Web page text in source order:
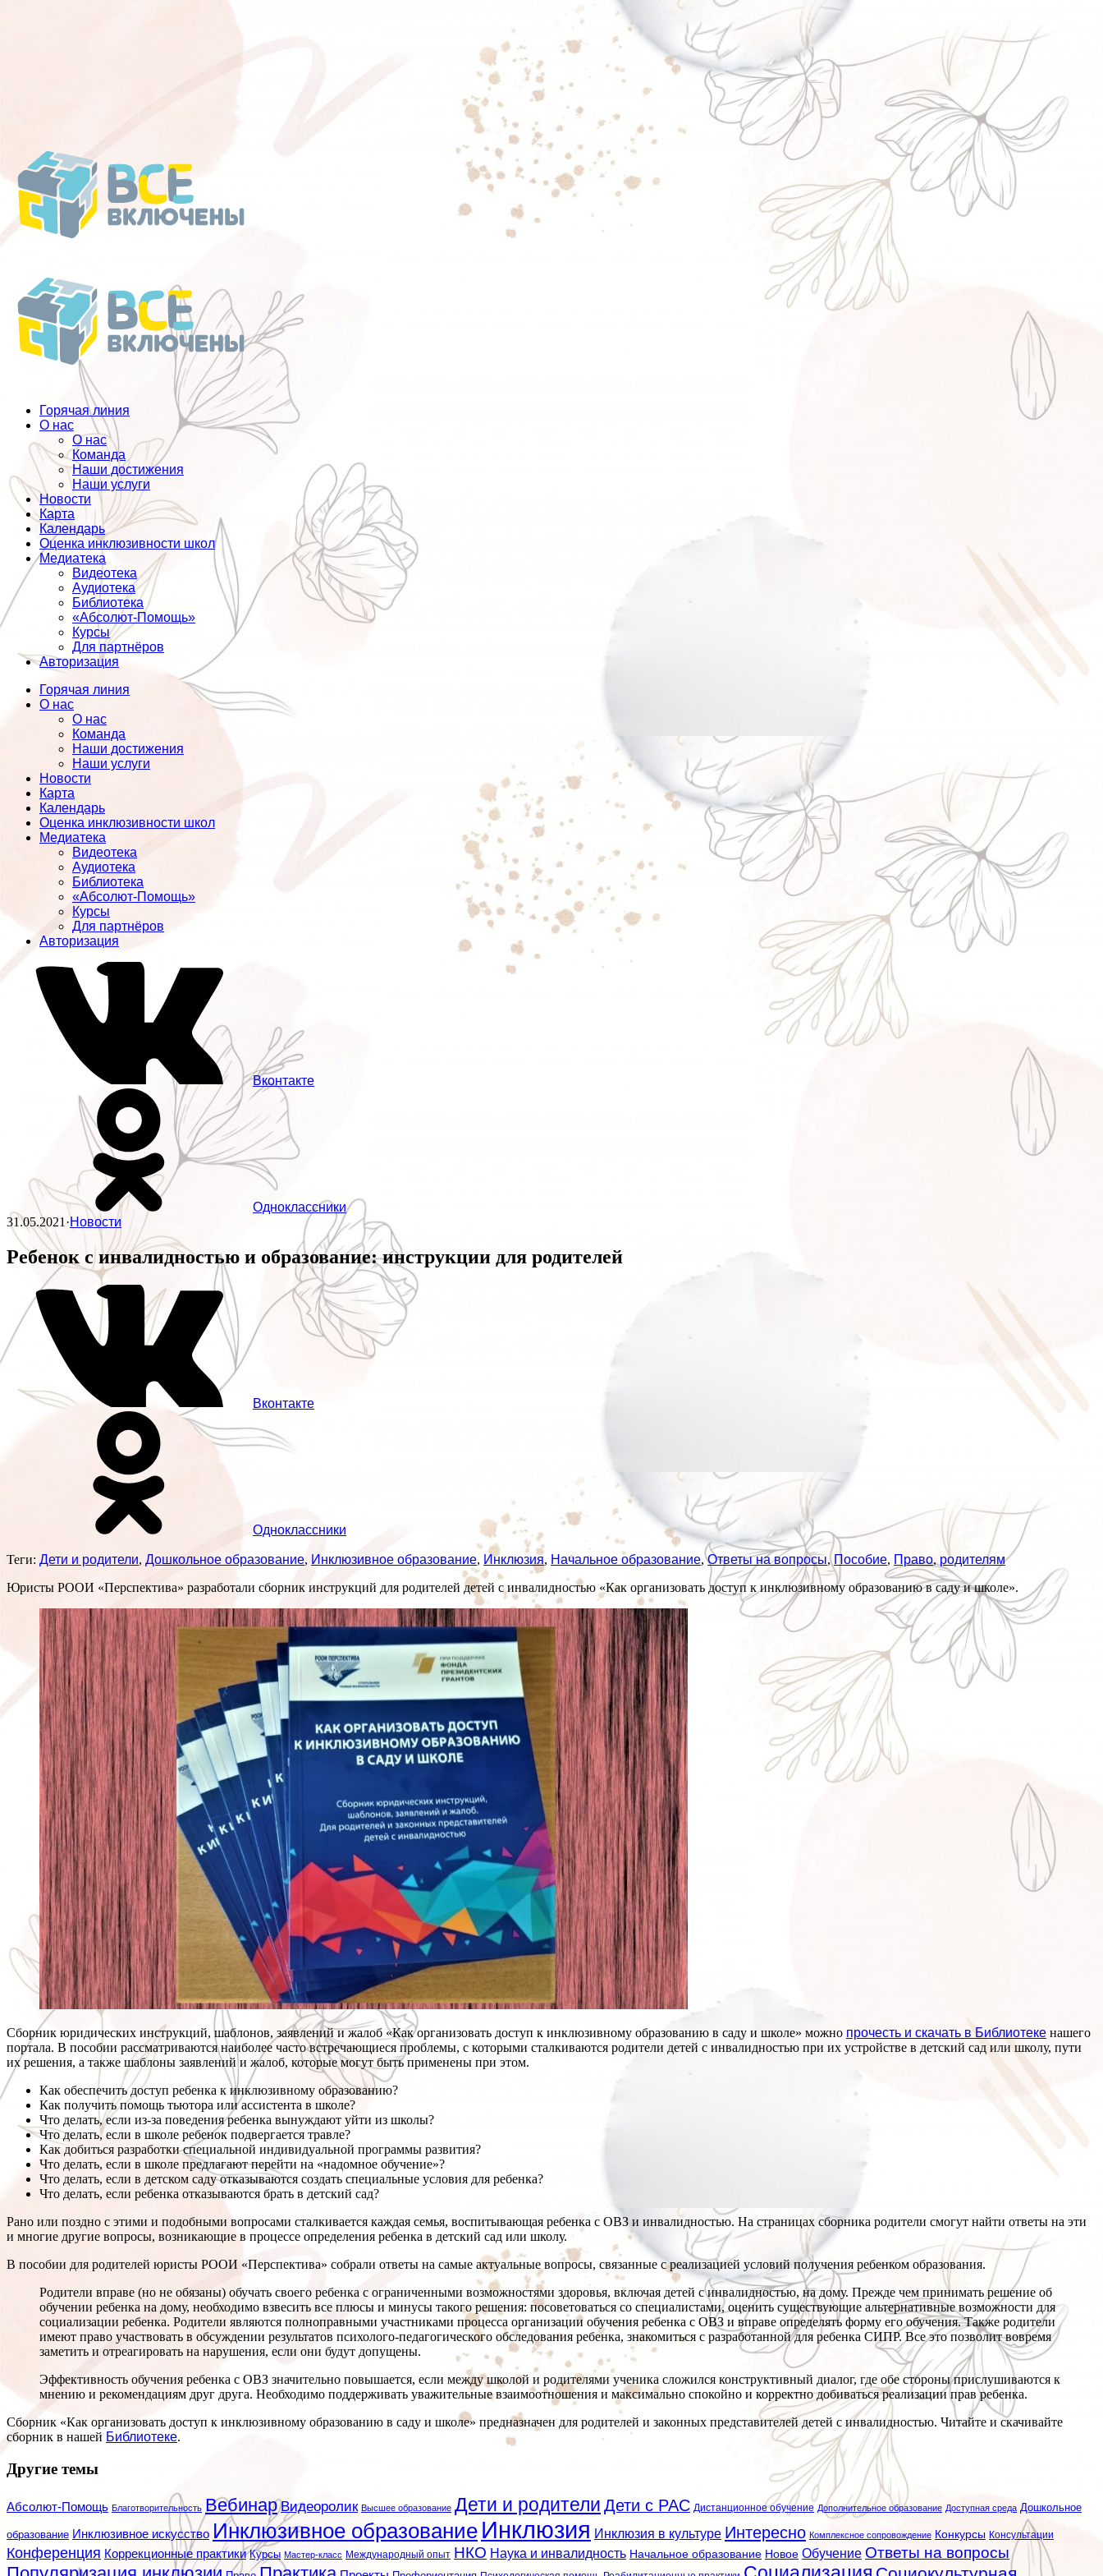
Горячая линия
О нас
О нас
Команда
Наши достижения
Наши услуги
Новости
Карта
Календарь
Оценка инклюзивности школ
Медиатека
Видеотека
Аудиотека
Библиотека
«Абсолют-Помощь»
Курсы
Для партнёров
Авторизация
Горячая линия
О нас
О нас
Команда
Наши достижения
Наши услуги
Новости
Карта
Календарь
Оценка инклюзивности школ
Медиатека
Видеотека
Аудиотека
Библиотека
«Абсолют-Помощь»
Курсы
Для партнёров
Авторизация
Вконтакте
Одноклассники
31.05.2021·Новости
Ребенок с инвалидностью и образование: инструкции для родителей
Вконтакте
Одноклассники
Теги: Дети и родители, Дошкольное образование, Инклюзивное образование, Инклюзия, Начальное образование,Ответы на вопросы, Пособие, Право, родителям
Юристы РООИ «Перспектива» разработали сборник инструкций для родителей детей с инвалидностью «Как организовать доступ к инклюзивному образованию в саду и школе».
Сборник юридических инструкций, шаблонов, заявлений и жалоб «Как организовать доступ к инклюзивному образованию в саду и школе» можно прочесть и скачать в Библиотеке нашего
портала. В пособии рассматриваются наиболее часто встречающиеся проблемы, с которыми сталкиваются родители детей с инвалидностью при их устройстве в детский сад или школу, пути
их решения, а также шаблоны заявлений и жалоб, которые могут быть применены при этом.
Как обеспечить доступ ребенка к инклюзивному образованию?
Как получить помощь тьютора или ассистента в школе?
Что делать, если из-за поведения ребенка вынуждают уйти из школы?
Что делать, если в школе ребенок подвергается травле?
Как добиться разработки специальной индивидуальной программы развития?
Что делать, если в школе предлагают перейти на «надомное обучение»?
Что делать, если в детском саду отказываются создать специальные условия для ребенка?
Что делать, если ребенка отказываются брать в детский сад?
Рано или поздно с этими и подобными вопросами сталкивается каждая семья, воспитывающая ребенка с ОВЗ и инвалидностью. На страницах сборника родители смогут найти ответы на эти
и многие другие вопросы, возникающие в процессе определения ребенка в детский сад или школу.
В пособии для родителей юристы РООИ «Перспектива» собрали ответы на самые актуальные вопросы, связанные с реализацией условий получения ребенком образования.
Родители вправе (но не обязаны) обучать своего ребенка с ограниченными возможностями здоровья, включая детей с инвалидностью, на дому. Прежде чем принимать решение об
обучении ребенка на дому, необходимо взвесить все плюсы и минусы такого решения: посоветоваться со специалистами, оценить существующие альтернативные возможности для
социализации ребенка. Родители являются полноправными участниками процесса организации обучения ребенка с ОВЗ и вправе определять форму его обучения. Также родители
имеют право участвовать в обсуждении результатов психолого-педагогического обследования ребенка, знакомиться с разработанной для ребенка СИПР. Все это позволит вовремя
заметить и отреагировать на нарушения, если они будут допущены.
Эффективность обучения ребенка с ОВЗ значительно повышается, если между школой и родителями ученика сложился конструктивный диалог, где обе стороны прислушиваются к
мнению и рекомендациям друг друга. Необходимо поддерживать уважительные взаимоотношения и максимально спокойно и корректно добиваться реализации прав ребенка.
Сборник «Как организовать доступ к инклюзивному образованию в саду и школе» предназначен для родителей и законных представителей детей с инвалидностью. Читайте и скачивайте
сборник в нашей Библиотеке.
Другие темы
Абсолют-Помощь Благотворительность Вебинар Видеоролик Высшее образование Дети и родители Дети с РАС Дистанционное обучение Дополнительное образование Доступная среда Дошкольное
образование Инклюзивное искусство Инклюзивное образование Инклюзия Инклюзия в культуре Интересно Комплексное сопровождение Конкурсы Консультации
Конференция Коррекционные практики Курсы Мастер-класс Международный опыт НКО Наука и инвалидность Начальное образование Новое Обучение Ответы на вопросы